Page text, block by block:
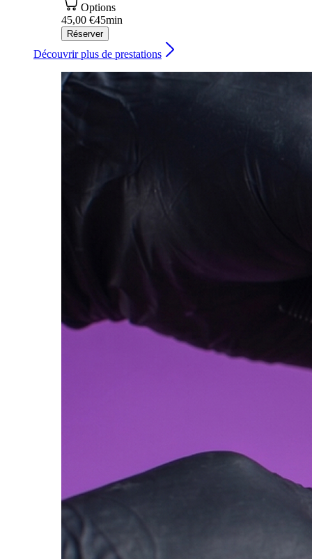
Options
45,00 €45min
Réserver
Découvrir plus de prestations